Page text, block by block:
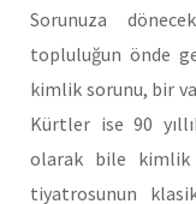
Sorunuza
topluluğun önde
kimlik sorunu, bir
Kürtler ise 90
olarak bile kimlik
tiyatrosunun